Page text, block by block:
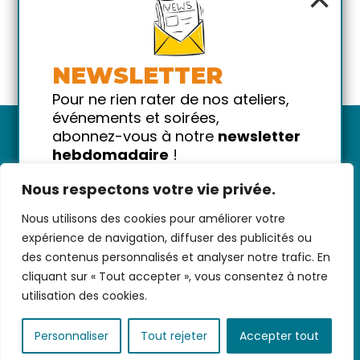
Nous respectons votre vie privée.
Nous utilisons des cookies pour améliorer votre
expérience de navigation, diffuser des publicités ou
des contenus personnalisés et analyser notre trafic. En
cliquant sur « Tout accepter », vous consentez à notre
utilisation des cookies.
Personnaliser Tout rejeter Accepter tout
Nous contacter- CGV/CGU-Données
personnelles-Infos pratiques- FAQ
NEWSLETTER
Pour ne rien rater de nos ateliers,
événements et soirées,
abonnez-vous à notre newsletter
hebdomadaire !
!
Votre email